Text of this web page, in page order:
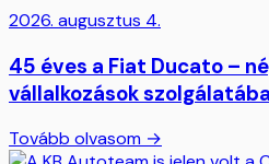
2026. augusztus 4.
45 éves a Fiat Ducato –
vállalkozások
Tovább olvasom →